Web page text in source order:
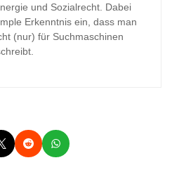
und Sozialrecht. Dabei
Erkenntnis ein, dass man
(nur) für Suchmaschinen